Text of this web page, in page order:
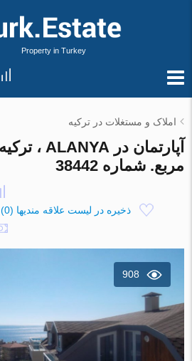
Property in Turkey
املاک و مستغلات در ترکیه
مربع. شماره 38442
ذخیره در لیست علاقه مندیها (
0
)
908